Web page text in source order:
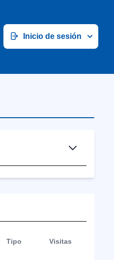
Inicio de sesión
Tipo Visitas